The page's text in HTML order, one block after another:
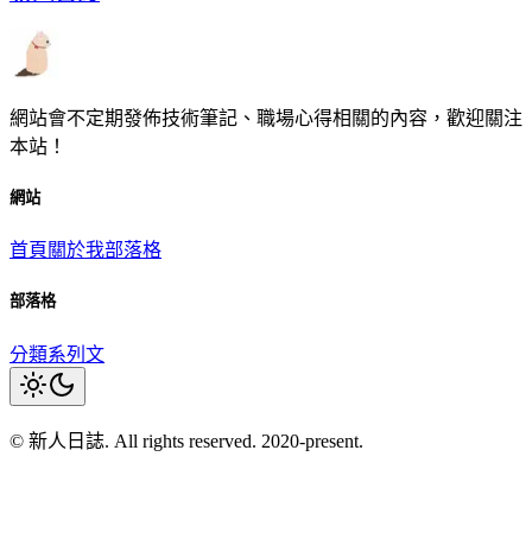
網站會不定期發佈技術筆記、職場心得相關的內容，歡迎關注
本站！
網站
首頁 關於我部落格
部落格
分類系列文
© 新人日誌. All rights reserved. 2020-present.